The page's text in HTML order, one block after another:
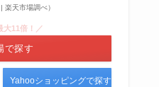
天市場調べ）
大11倍！／
で探す
Yahooショッピングで探す